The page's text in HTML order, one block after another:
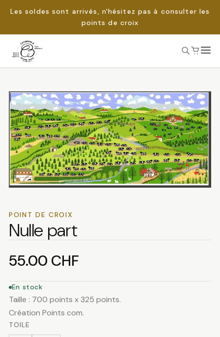
Les soldes sont arrivés, n'hésitez pas à consulter les
points de croix
Passer
POINT DE CROIX
Nulle part
55.00 CHF
En stock
Taille : 700 points x 325 points.
Création Points com.
TOILE